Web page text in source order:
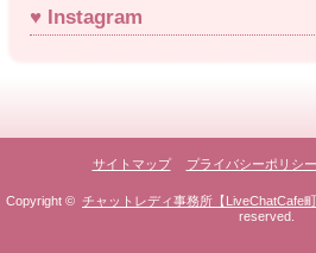
Instagram
サイトマップ プライバシーポリシー
Copyright © チャットレディ事務所【LiveChatCafe
reserved.